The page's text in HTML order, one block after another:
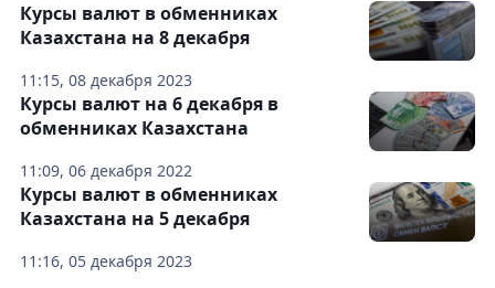
11:15, 08 декабря 2023
Курсы валют в обменниках
Казахстана на 8 декабря
11:09, 06 декабря 2022
Курсы валют на 6 декабря в
обменниках Казахстана
11:16, 05 декабря 2023
Курсы валют в обменниках
Казахстана на 5 декабря